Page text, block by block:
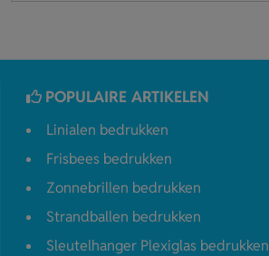
POPULAIRE ARTIKELEN
Linialen bedrukken
Frisbees bedrukken
Zonnebrillen bedrukken
Strandballen bedrukken
Sleutelhanger Plexiglas bedrukken